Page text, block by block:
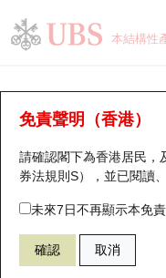
本結構性
免責聲明（香港）
請確認閣下為香港居民，
券法規則S），並已閱讀
未來7日不再顯示本免責
確認 取消
牛熊證分析儀
表現 街貨統計 比較
67440 瑞銀牛
$0.055 0.043
瑞銀認股證一覽
新發行瑞銀認股證
即將到期認股證
認股證到期結算價查詢
街貨統計
比較
牛熊全景快搜
牛熊證搜尋
牛熊證街貨分佈圖
正股牛熊證列表
街貨統計
比較
十大升幅/跌幅
十大認股證成交分佈
十天股證佔大市成交
資金流
正股分析儀
二十大活躍股份
恒指成份股
國指成份股
持股比重
顯示所有持股比重
每月輪證大市專題
輪證專欄
講座及教育短片
認股證投資者教育